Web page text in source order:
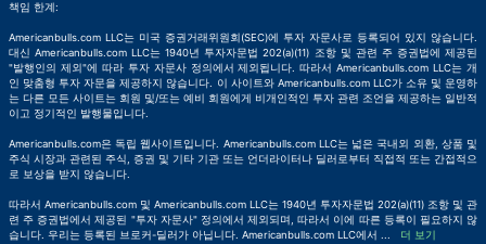
책임 한계:
Americanbulls.com LLC는 미국 증권거래위원회(SEC)에 투자 자문사로 등록되어 있지 않습니다.
대신 Americanbulls.com LLC는 1940년 투자자문법 202(a)(11) 조항 및 관련 주 증권법에 제공된
"발행인의 제외"에 따라 투자 자문사 정의에서 제외됩니다. 따라서 Americanbulls.com LLC는 개
인 맞춤형 투자 자문을 제공하지 않습니다. 이 사이트와 Americanbulls.com LLC가 소유 및 운영하
는 다른 모든 사이트는 회원 및/또는 예비 회원에게 비개인적인 투자 관련 조언을 제공하는 일반적
이고 정기적인 발행물입니다.
Americanbulls.com은 독립 웹사이트입니다. Americanbulls.com LLC는 넓은 국내외 외환, 상품 및
주식 시장과 관련된 주식, 증권 및 기타 기관 또는 언더라이터나 딜러로부터 직접적 또는 간접적으
로 보상을 받지 않습니다.
따라서 Americanbulls.com 및 Americanbulls.com LLC는 1940년 투자자문법 202(a)(11) 조항 및 관
련 주 증권법에서 제공된 "투자 자문사" 정의에서 제외되며, 따라서 이에 따른 등록이 필요하지 않
습니다. 우리는 등록된 브로커-딜러가 아닙니다. Americanbulls.com LLC에서
더 보기